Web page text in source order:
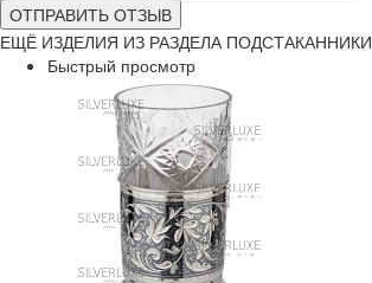
ОТПРАВИТЬ ОТЗЫВ
ЕЩЁ ИЗДЕЛИЯ ИЗ РАЗДЕЛА ПОДСТАКАННИКИ
Быстрый просмотр